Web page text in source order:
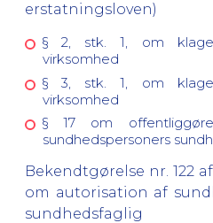
erstatningsloven)
§ 2, stk. 1, om
virksomhed
§ 3, stk. 1, om
virksomhed
§ 17 om
sundhedspersoners
Bekendtgørelse nr. 122
om autorisation af